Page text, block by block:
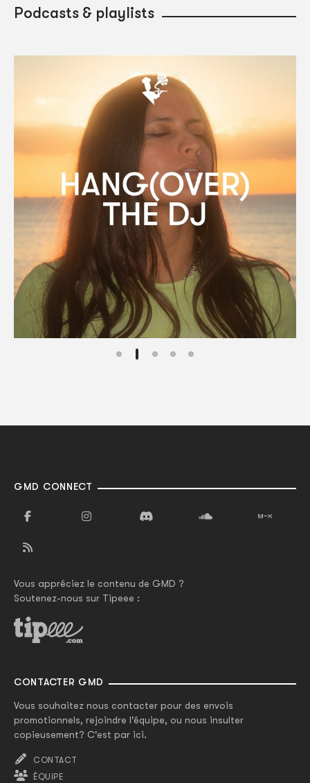
Podcasts & playlists
GMD CONNECT
Vous appréciez le contenu de GMD ?
Soutenez-nous sur Tipeee :
CONTACTER GMD
Vous souhaitez nous contacter pour des envois
promotionnels, rejoindre l'équipe, ou nous insulter
copieusement? C'est par ici.
CONTACT
ÉQUIPE